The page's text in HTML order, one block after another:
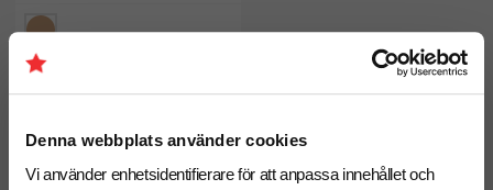
Denna webbplats använder cookies
Vi använder enhetsidentifierare för att anpassa innehållet och
Väderstation Utah LED
fr. 263,75 kr inkl. moms
Antal från: 5 st
8 arbetsdagar